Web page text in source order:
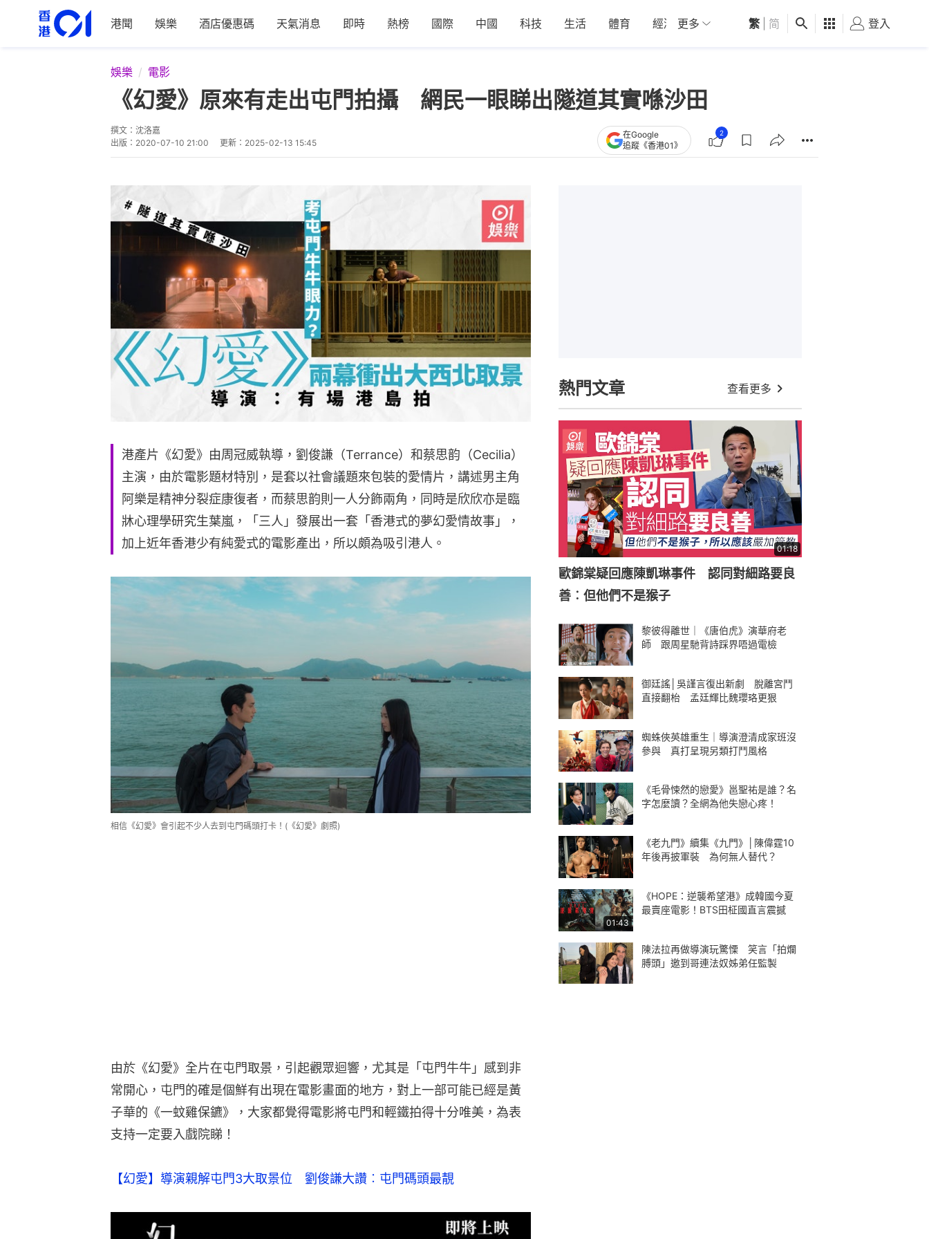
港聞 娛樂 酒店優惠碼 天氣消息 即時 熱榜 國際 中國 科技 生活 體育 經濟 01深圳 觀點 健康 好食玩飛
更多 繁 简 登入
娛樂 電影
《幻愛》原來有走出屯門拍攝 網民一眼睇出隧道其實喺沙田
撰文： 沈洛嘉
出版： 2020-07-10 21:00 更新： 2025-02-13 15:45
在Google
追蹤《香港01》
2
港產片《幻愛》由周冠威執導，劉俊謙（Terrance）和蔡思韵（Cecilia）
主演，由於電影題材特別，是套以社會議題來包裝的愛情片，講述男主角
阿樂是精神分裂症康復者，而蔡思韵則一人分飾兩角，同時是欣欣亦是臨
牀心理學研究生葉嵐，「三人」發展出一套「香港式的夢幻愛情故事」，
加上近年香港少有純愛式的電影產出，所以頗為吸引港人。
相信《幻愛》會引起不少人去到屯門碼頭打卡！(《幻愛》劇照)
由於《幻愛》全片在屯門取景，引起觀眾迴響，尤其是「屯門牛牛」感到非
常開心，屯門的確是個鮮有出現在電影畫面的地方，對上一部可能已經是黃
子華的《一蚊雞保鑣》，大家都覺得電影將屯門和輕鐵拍得十分唯美，為表
支持一定要入戲院睇！
【幻愛】導演親解屯門3大取景位　劉俊謙大讚︰屯門碼頭最靚
熱門文章 查看更多
01:18
歐錦棠疑回應陳凱琳事件 認同對細路要良
善︰但他們不是猴子
黎彼得離世｜《唐伯虎》演華府老
師 跟周星馳背詩踩界唔過電檢
御廷謠│吳謹言復出新劇 脫離宮鬥
直接翻枱 孟廷輝比魏瓔珞更狠
蜘蛛俠英雄重生｜導演澄清成家班沒
參與 真打呈現另類打鬥風格
《毛骨悚然的戀愛》邕聖祐是誰？名
字怎麼讀？全網為他失戀心疼！
《老九門》續集《九門》│陳偉霆10
年後再披軍裝 為何無人替代？
01:43
《HOPE：逆襲希望港》成韓國今夏
最賣座電影！BTS田柾國直言震撼
陳法拉再做導演玩驚慄 笑言「拍爛
膊頭」邀到哥連法奴姊弟任監製